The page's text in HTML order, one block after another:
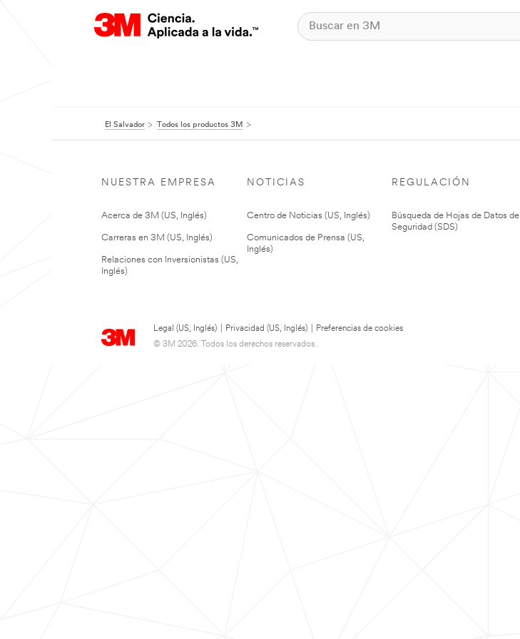
El Salvador Todos los productos 3M
NUESTRA EMPRESA
Acerca de 3M (US, Inglés)
Carreras en 3M (US, Inglés)
Relaciones con Inversionistas (US,
Inglés)
NOTICIAS
Centro de Noticias (US, Inglés)
Comunicados de Prensa (US,
Inglés)
REGULACIÓN
Búsqueda de Hojas de Datos de
Seguridad (SDS)
Legal (US, Inglés) Privacidad (US, Inglés)
Preferencias de cookies
© 3M 2026. Todos los derechos reservados..